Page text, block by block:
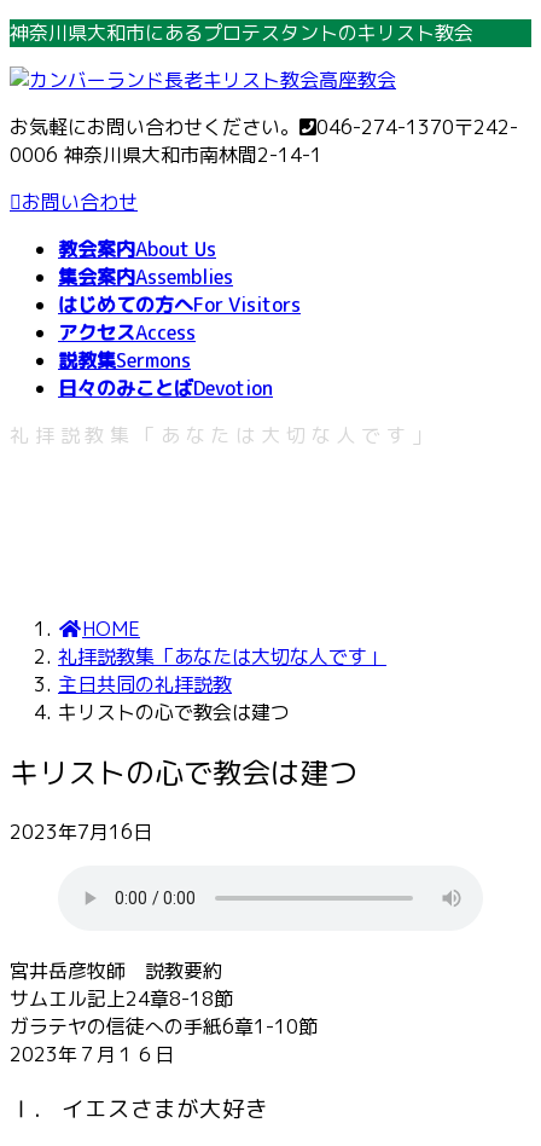
コ
テ
ン
ツ
へ
ス
ナ
ゲ
ー
シ
ョ
ン
神奈川県大和市にあるプロテスタントのキリスト教会
お気軽にお問い合わせください。 046-274-1370〒242-
0006 神奈川県大和市南林間2-14-1
お問い合わせ
教会案内About Us
集会案内Assemblies
はじめての方へFor Visitors
アクセスAccess
説教集Sermons
日々のみことばDevotion
礼拝説教集「あなたは大切な人です」
HOME
礼拝説教集「あなたは大切な人です」
主日共同の礼拝説教
キリストの心で教会は建つ
キリストの心で教会は建つ
2023年7月16日
宮井岳彦牧師 説教要約
サムエル記上24章8-18節
ガラテヤの信徒への手紙6章1-10節
2023年７月１６日
Ⅰ． イエスさまが大好き